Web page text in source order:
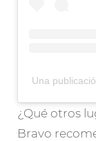
Una
¿Qué otros
Bravo